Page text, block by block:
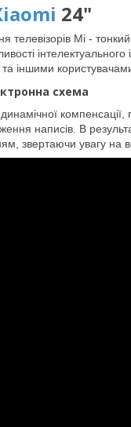
24"
телевізорів Mi -
інтелектуального
та іншими
схема
компенсації,
написів. В
увагу на всі